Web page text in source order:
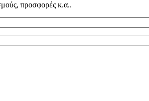
προσφορές κ.α..